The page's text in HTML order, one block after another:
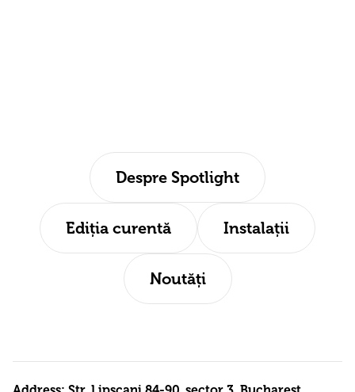
Despre Spotlight
Ediția curentă Instalații
Noutăți